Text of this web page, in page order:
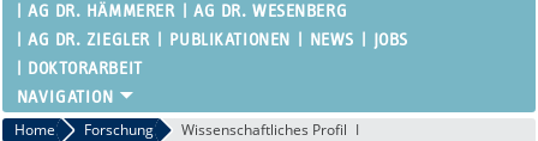
AG DR. HÄMMERER
AG DR. WESENBERG
AG DR. ZIEGLER
PUBLIKATIONEN NEWS
JOBS
DOKTORARBEIT
Home Forschung
Wissenschaftliches Profil